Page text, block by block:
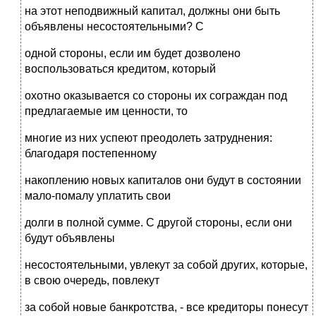
на этот неподвижный капитал, должны они быть
объявлены несостоятельными? С
одной стороны, если им будет дозволено
воспользоваться кредитом, который
охотно оказывается со стороны их сограждан под
предлагаемые им ценности, то
многие из них успеют преодолеть затруднения:
благодаря постепенному
накоплению новых капиталов они будут в состоянии
мало-помалу уплатить свои
долги в полной сумме. С другой стороны, если они
будут объявлены
несостоятельными, увлекут за собой других, которые,
в свою очередь, повлекут
за собой новые банкротства, - все кредиторы понесут